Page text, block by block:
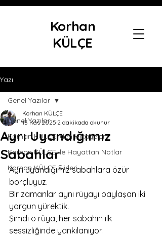
Korhan
KÜLÇE
Yazı
Genel Yazılar
Korhan KÜLÇE 'den Hikayeler
Korhan KÜLÇE ile Hayattan Notlar
Korhan KÜLÇE Şiirleri
Genel Yazılar
Ayrı Uyandığımız
Sabahlar
Korhan KÜLÇE
13 Kas 2025 2 dakikada okunur
Ayrı uyandığımız sabahlara özür
borçluyuz.
Bir zamanlar aynı rüyayı paylaşan iki
yorgun yürektik.
Şimdi o rüya, her sabahın ilk
sessizliğinde yankılanıyor.